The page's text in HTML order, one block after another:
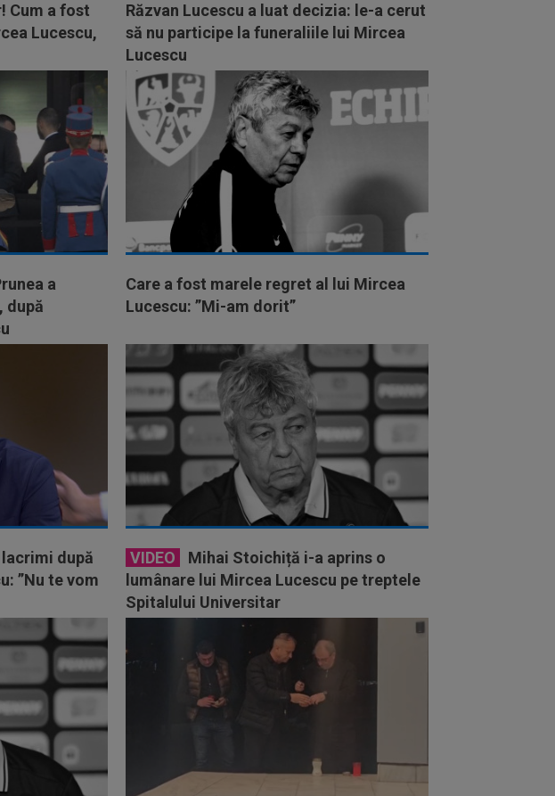
Cum a fost
Lucescu,
Răzvan Lucescu a luat decizia: le-a cerut
să nu participe la funeraliile lui Mircea
Lucescu
a
după
Care a fost marele regret al lui Mircea
Lucescu: ”Mi-am dorit”
după
”Nu te vom
VIDEO
Mihai Stoichiță i-a aprins o
lumânare lui Mircea Lucescu pe treptele
Spitalului Universitar